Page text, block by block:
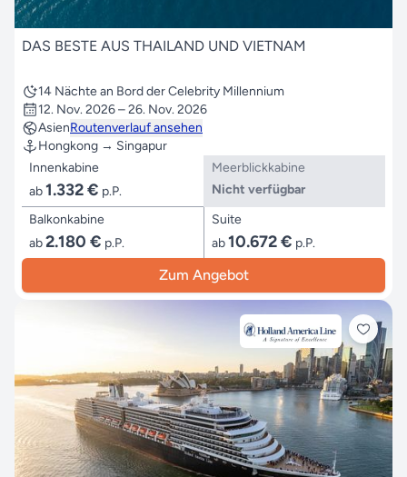
DAS BESTE AUS THAILAND UND VIETNAM
14 Nächte an Bord der Celebrity Millennium
12. Nov. 2026 – 26. Nov. 2026
AsienRoutenverlauf ansehen
Hongkong → Singapur
Innenkabine
ab1.332 € p.P.
Meerblickkabine
Nicht verfügbar
Balkonkabine
ab2.180 € p.P.
Suite
ab10.672 € p.P.
Zum Angebot